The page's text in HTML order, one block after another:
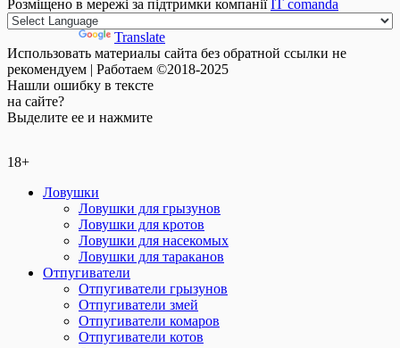
Розміщено в мережі за підтримки компаніїIT comanda
Translate
Использовать материалы сайта без обратной ссылки не
рекомендуем | Работаем ©2018-2025
Нашли ошибку в тексте
на сайте?
Выделите ее и нажмите
18+
Ловушки
Ловушки для грызунов
Ловушки для кротов
Ловушки для насекомых
Ловушки для тараканов
Отпугиватели
Отпугиватели грызунов
Отпугиватели змей
Отпугиватели комаров
Отпугиватели котов